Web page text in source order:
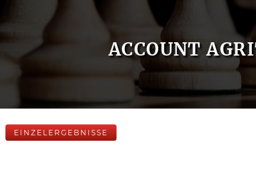
ACCOUNT
EINZELERGEBNISSE